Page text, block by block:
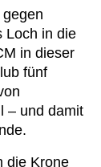
Loch in die
in dieser
fünf
– und damit
die Krone